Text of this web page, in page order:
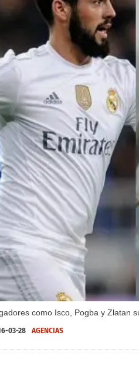
como Isco, Pogba y Zlatan
03-28 AGENCIAS